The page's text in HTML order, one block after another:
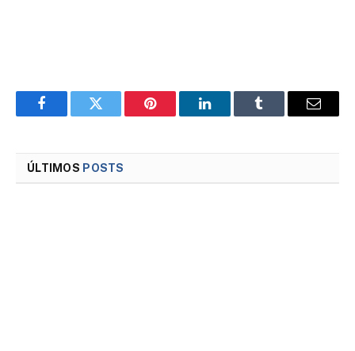
FacebookTwitter Pinterest LinkedInTumblr Email
ÚLTIMOS POSTS